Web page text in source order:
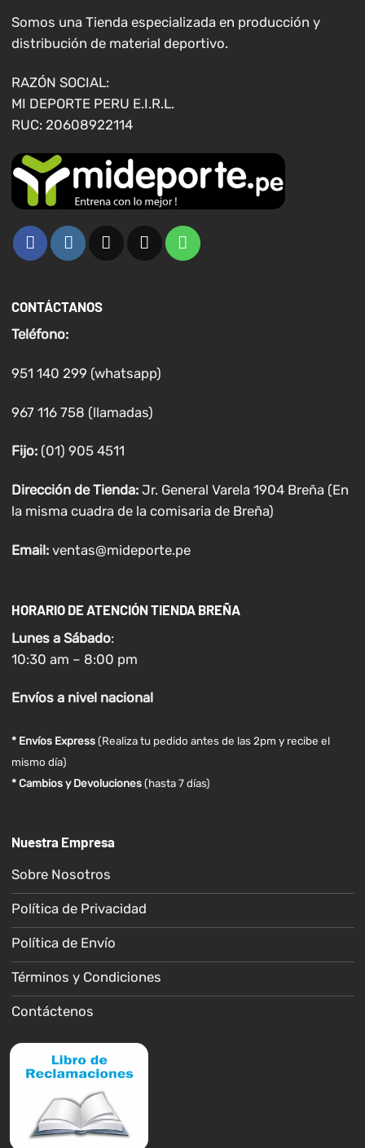
elegir
en
página
de
producto
elegir
en
Somos una Tienda especializada en producción y
distribución de material deportivo.
RAZÓN SOCIAL:
MI DEPORTE PERU E.I.R.L.
RUC: 20608922114
CONTÁCTANOS
Teléfono:
951 140 299 (whatsapp)
967 116 758 (llamadas)
Fijo:(01) 905 4511
Dirección de Tienda: Jr. General Varela 1904 Breña (En
la misma cuadra de la comisaria de Breña)
Email: ventas@mideporte.pe
HORARIO DE ATENCIÓN TIENDA BREÑA
Lunes a Sábado:
10:30 am – 8:00 pm
Envíosa nivel nacional
* Envíos Express(Realiza tu pedido antes de las 2pm y recibe el
mismo día)
* Cambios y Devoluciones (hasta 7 días)
Nuestra Empresa
Sobre Nosotros
Política de Privacidad
Política de Envío
Términos y Condiciones
Contáctenos